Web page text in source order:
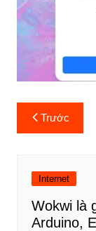
Điều
hướng
viết
Trước
Internet
Wokwi là
Arduino,